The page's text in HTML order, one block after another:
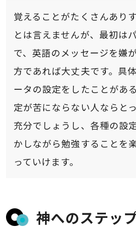
覚えることがたくさんあり
とは言えませんが、最初は
で、英語のメッセージを嫌
方であれば大丈夫です。具
ータの設定をしたことがあ
定が苦にならない人ならと
充分でしょうし、各種の設
かしながら勉強することを
っていけます。
神へのステッ